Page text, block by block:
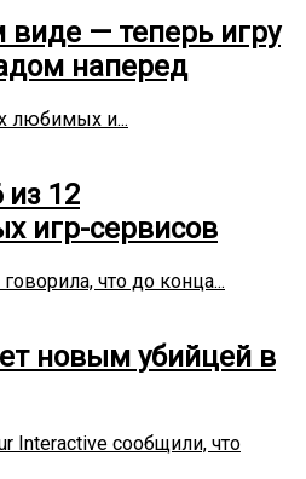
виде — теперь игру
наперед
любимых и...
из 12
игр-сервисов
что до конца...
новым убийцей в
Interactive сообщили, что